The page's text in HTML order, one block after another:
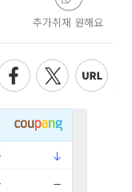
추가취재 원해요